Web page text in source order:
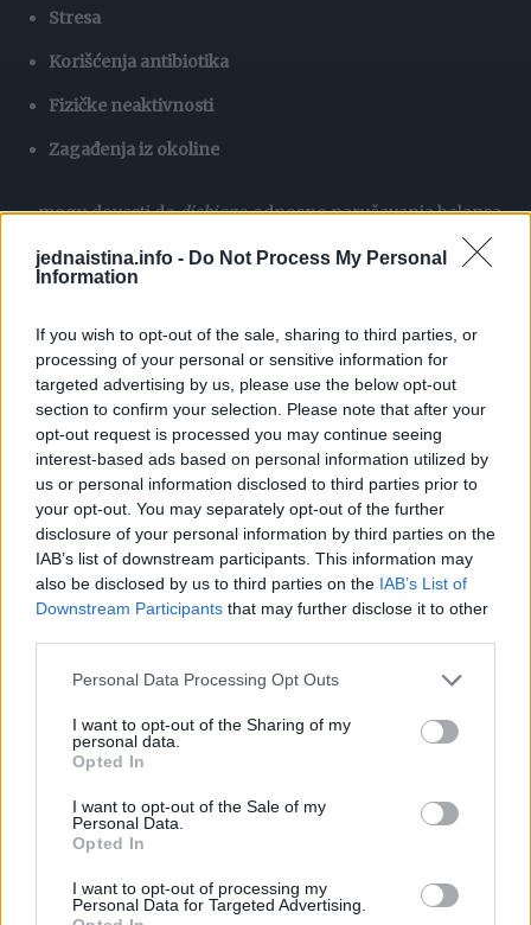
jednaistina.info - Do Not Process My Personal
Information
If you wish to opt-out of the sale, sharing to third parties, or
processing of your personal or sensitive information for
targeted advertising by us, please use the below opt-out
section to confirm your selection. Please note that after your
opt-out request is processed you may continue seeing
interest-based ads based on personal information utilized by
us or personal information disclosed to third parties prior to
your opt-out. You may separately opt-out of the further
disclosure of your personal information by third parties on the
IAB’s list of downstream participants. This information may
also be disclosed by us to third parties on the IAB’s List of
Downstream Participants that may further disclose it to other
Personal Data Processing Opt Outs
I want to opt-out of the Sharing of my
personal data.
Opted In
I want to opt-out of the Sale of my
Personal Data.
Opted In
I want to opt-out of processing my
Personal Data for Targeted Advertising.
Stresa
Korišćenja antibiotika
Fizičke neaktivnosti
Zagađenja iz okoline
…mogu dovesti dodisbioze, odnosno narušavanja balansa
Dr. Matić ističe da je upravo
disbioza koren mnogih hroničnih problema koji pogađaju
Jedan od najefikasnijih načina zaobnovu zdrave crijevne
florejeste redovan unosprobiotika– korisnih bakterija
koje pomažu u uspostavljanju mikrobiološke ravnoteže.
Najpoznatiji probiotski sojevi uključuju:
Lactobacillus
Bifidobacterium
Obnavljaju korisnu floru nakon upotrebe antibiotika
Sprečavaju širenje patogenih mikroorganizama
Pomažu boljoj apsorpciji nutrijenata
Smanjuju simptome sindroma iritabilnog crijeva